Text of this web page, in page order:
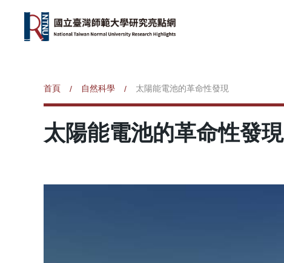
首頁 / 自然科學 / 太陽能電池的革命性發現
太陽能電池的革命性發現